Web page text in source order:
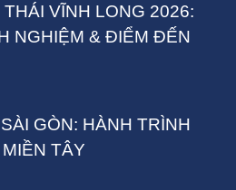
VĨNH LONG 2026:
NGHIỆM & ĐIỂM ĐẾN
GÒN: HÀNH TRÌNH
TÂY